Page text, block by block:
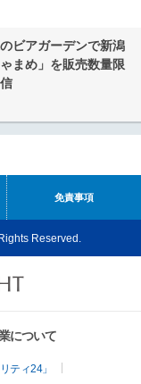
ビアガーデンで新潟
まめ」を販売数量限
免責事項
Reserved.
について
ティ24」